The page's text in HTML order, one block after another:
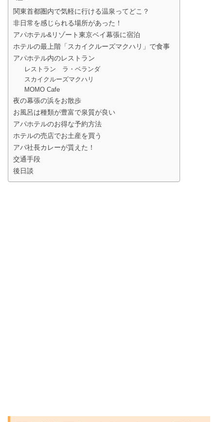
関東首都圏内で気軽に行ける温泉ってどこ？
非日常を感じられる場所があった！
アパホテル&リゾート東京ベイ幕張に宿泊
ホテルの最上階「スカイクルーズマクハリ」で食事
アパホテル内のレストラン
レストラン ラ・ベランダ
スカイクルーズマクハリ
MOMO Cafe
夜の幕張の浜をお散歩
お風呂は種類が豊富で泉質が良い
アパホテルのお得な予約方法
ホテルの売店でお土産を買う
アパ社長カレーが貰えた！
交通手段
後日談